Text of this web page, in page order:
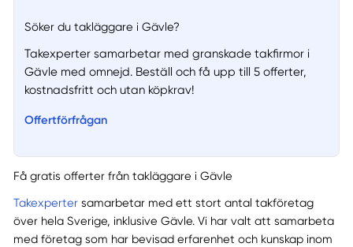
Söker du takläggare i Gävle?
Takexperter samarbetar med granskade takfirmor i
Gävle med omnejd. Beställ och få upp till 5 offerter,
kostnadsfritt och utan köpkrav!
Offertförfrågan
Få gratis offerter från takläggare i Gävle
Takexpertersamarbetar med ett stort antal takföretag
över hela Sverige, inklusive Gävle. Vi har valt att samarbeta
med företag som har bevisad erfarenhet och kunskap inom